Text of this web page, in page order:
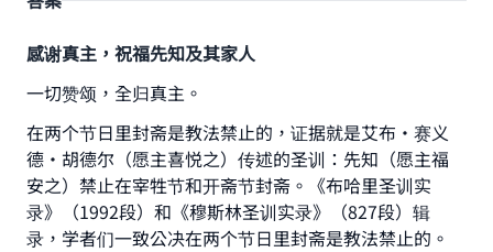
感谢真主，祝福先知及其家人
一切赞颂，全归真主。
在两个节日里封斋是教法禁止的，证据就是艾布·赛义
德·胡德尔（愿主喜悦之）传述的圣训：先知（愿主福
安之）禁止在宰牲节和开斋节封斋。《布哈里圣训实
录》（1992段）和《穆斯林圣训实录》（827段）辑
录，学者们一致公决在两个节日里封斋是教法禁止的。